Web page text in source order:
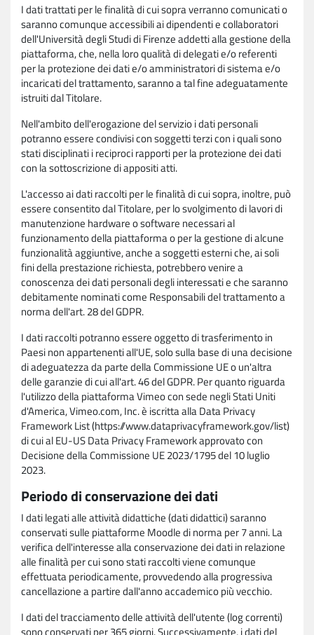
I dati trattati per le finalità di cui sopra verranno comunicati o
saranno comunque accessibili ai dipendenti e collaboratori
dell'Università degli Studi di Firenze addetti alla gestione della
piattaforma, che, nella loro qualità di delegati e/o referenti
per la protezione dei dati e/o amministratori di sistema e/o
incaricati del trattamento, saranno a tal fine adeguatamente
istruiti dal Titolare.
Nell'ambito dell'erogazione del servizio i dati personali
potranno essere condivisi con soggetti terzi con i quali sono
stati disciplinati i reciproci rapporti per la protezione dei dati
con la sottoscrizione di appositi atti.
L'accesso ai dati raccolti per le finalità di cui sopra, inoltre, può
essere consentito dal Titolare, per lo svolgimento di lavori di
manutenzione hardware o software necessari al
funzionamento della piattaforma o per la gestione di alcune
funzionalità aggiuntive, anche a soggetti esterni che, ai soli
fini della prestazione richiesta, potrebbero venire a
conoscenza dei dati personali degli interessati e che saranno
debitamente nominati come Responsabili del trattamento a
norma dell'art. 28 del GDPR.
I dati raccolti potranno essere oggetto di trasferimento in
Paesi non appartenenti all'UE, solo sulla base di una decisione
di adeguatezza da parte della Commissione UE o un'altra
delle garanzie di cui all'art. 46 del GDPR. Per quanto riguarda
l'utilizzo della piattaforma Vimeo con sede negli Stati Uniti
d'America, Vimeo.com, Inc. è iscritta alla Data Privacy
Framework List (https://www.dataprivacyframework.gov/list)
di cui al EU-US Data Privacy Framework approvato con
Decisione della Commissione UE 2023/1795 del 10 luglio
2023.
Periodo di conservazione dei dati
I dati legati alle attività didattiche (dati didattici) saranno
conservati sulle piattaforme Moodle di norma per 7 anni. La
verifica dell'interesse alla conservazione dei dati in relazione
alle finalità per cui sono stati raccolti viene comunque
effettuata periodicamente, provvedendo alla progressiva
cancellazione a partire dall'anno accademico più vecchio.
I dati del tracciamento delle attività dell'utente (log correnti)
sono conservati per 365 giorni. Successivamente, i dati del